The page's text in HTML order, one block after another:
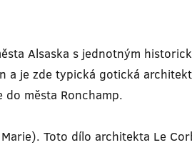
Alsaska s jednotným
je zde typická gotická
města Ronchamp.
Toto dílo architekta Le